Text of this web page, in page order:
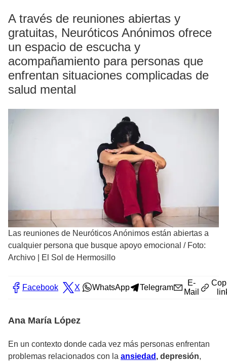
A través de reuniones abiertas y
gratuitas, Neuróticos Anónimos ofrece
un espacio de escucha y
acompañamiento para personas que
enfrentan situaciones complicadas de
salud mental
Las reuniones de Neuróticos Anónimos están abiertas a
cualquier persona que busque apoyo emocional / Foto:
Archivo | El Sol de Hermosillo
Facebook X WhatsApp Telegram
E-
Mail
Ana María López
En un contexto donde cada vez más personas enfrentan
problemas relacionados con la ansiedad , depresión,